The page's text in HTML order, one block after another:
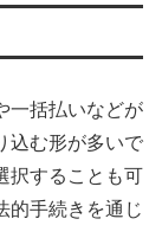
一括払いなどが
込む形が多いで
択することも可
的手続きを通じ